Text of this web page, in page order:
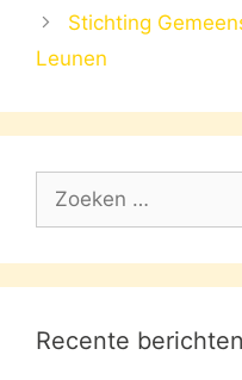
Stichting
Leunen
naar:
Recente berichten